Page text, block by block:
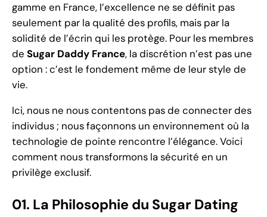
gamme en France, l’excellence ne se définit pas
seulement par la qualité des profils, mais par la
solidité de l’écrin qui les protège. Pour les membres
de Sugar Daddy France, la discrétion n’est pas une
option : c’est le fondement même de leur style de
vie.
Ici, nous ne nous contentons pas de connecter des
individus ; nous façonnons un environnement où la
technologie de pointe rencontre l’élégance. Voici
comment nous transformons la sécurité en un
privilège exclusif.
01. La Philosophie du Sugar Dating